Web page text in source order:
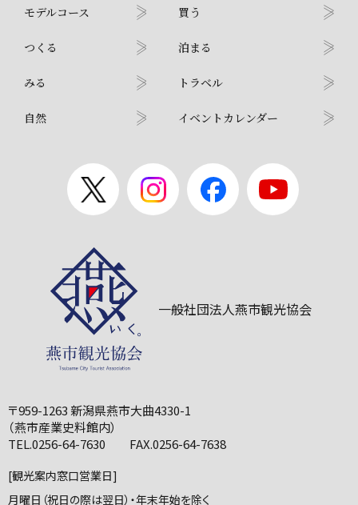
モデルコース
つくる
みる
自然
買う
泊まる
トラベル
イベントカレンダー
一般社団法人燕市観光協会
〒959-1263 新潟県燕市大曲4330-1
（燕市産業史料館内）
TEL.0256-64-7630 FAX.0256-64-7638
[観光案内窓口営業日]
月曜日（祝日の際は翌日）・年末年始を除く